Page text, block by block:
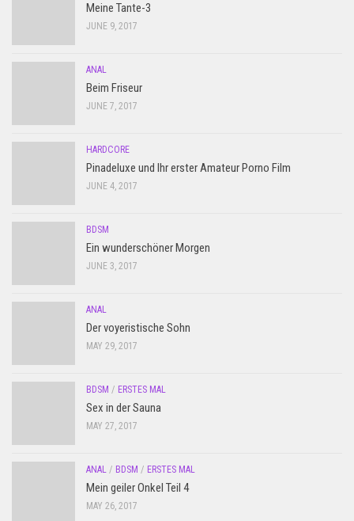
Meine Tante-3
JUNE 9, 2017
ANAL
Beim Friseur
JUNE 7, 2017
HARDCORE
Pinadeluxe und Ihr erster Amateur Porno Film
JUNE 4, 2017
BDSM
Ein wunderschöner Morgen
JUNE 3, 2017
ANAL
Der voyeristische Sohn
MAY 29, 2017
BDSM / ERSTES MAL
Sex in der Sauna
MAY 27, 2017
ANAL / BDSM / ERSTES MAL
Mein geiler Onkel Teil 4
MAY 26, 2017